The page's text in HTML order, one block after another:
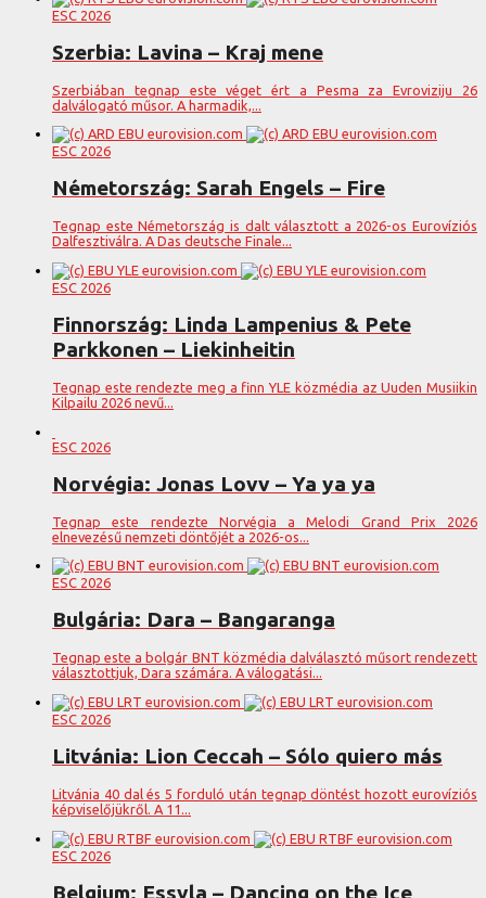
ESC 2026
Szerbia: Lavina – Kraj mene
Szerbiában tegnap este véget ért a Pesma za Evroviziju 26
dalválogató műsor. A harmadik,...
ESC 2026
Németország: Sarah Engels – Fire
Tegnap este Németország is dalt választott a 2026-os Eurovíziós
Dalfesztiválra. A Das deutsche Finale...
ESC 2026
Finnország: Linda Lampenius & Pete
Parkkonen – Liekinheitin
Tegnap este rendezte meg a finn YLE közmédia az Uuden Musiikin
Kilpailu 2026 nevű...
ESC 2026
Norvégia: Jonas Lovv – Ya ya ya
Tegnap este rendezte Norvégia a Melodi Grand Prix 2026
elnevezésű nemzeti döntőjét a 2026-os...
ESC 2026
Bulgária: Dara – Bangaranga
Tegnap este a bolgár BNT közmédia dalválasztó műsort rendezett
választottjuk, Dara számára. A válogatási...
ESC 2026
Litvánia: Lion Ceccah – Sólo quiero más
Litvánia 40 dal és 5 forduló után tegnap döntést hozott eurovíziós
képviselőjükről. A 11...
ESC 2026
Belgium: Essyla – Dancing on the Ice